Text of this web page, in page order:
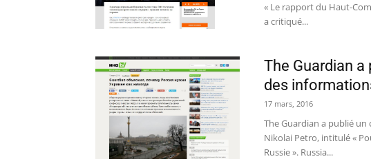
« Le rapport du Haut-
a critiqué...
The Guardian
des
17 mars, 2016
The Guardian a publié
Nikolai Petro, intitulé «
Russie ». Russia...